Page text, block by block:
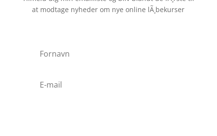
at modtage nyheder om nye online lÃ¸bekurser